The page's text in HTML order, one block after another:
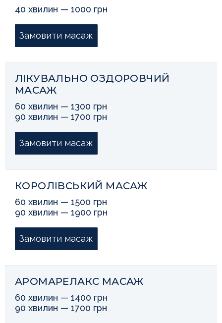
40 хвилин — 1000 грн
Замовити масаж
ЛІКУВАЛЬНО ОЗДОРОВЧИЙ
МАСАЖ
60 хвилин — 1300 грн
90 хвилин — 1700 грн
Замовити масаж
КОРОЛІВСЬКИЙ МАСАЖ
60 хвилин — 1500 грн
90 хвилин — 1900 грн
Замовити масаж
АРОМАРЕЛАКС МАСАЖ
60 хвилин — 1400 грн
90 хвилин — 1700 грн